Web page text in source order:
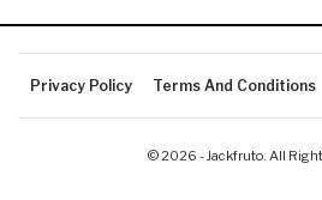
Privacy Policy Terms And Conditions
© 2026 - Jackfruto. All